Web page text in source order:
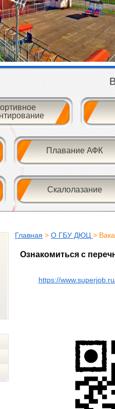
Плавание АФК
Скалолазание
Главная > О ГБУ ДЮЦ >
Ознакомиться с
https://